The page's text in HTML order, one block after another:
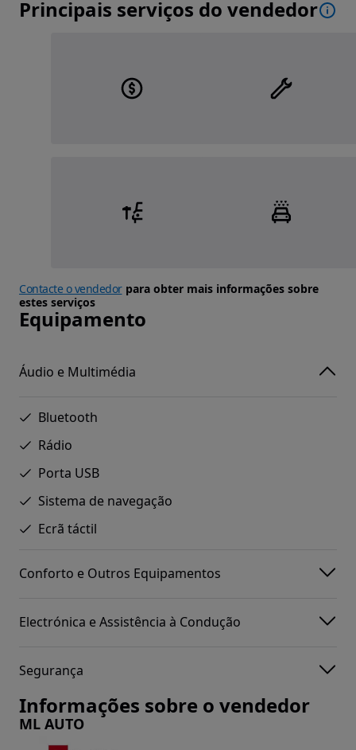
Principais serviços do vendedor
Contacte o vendedorpara obter mais informações sobre
estes serviços
Equipamento
Áudio e Multimédia
Bluetooth
Rádio
Porta USB
Sistema de navegação
Ecrã táctil
Conforto e Outros Equipamentos
Electrónica e Assistência à Condução
Segurança
Informações sobre o vendedor
ML AUTO